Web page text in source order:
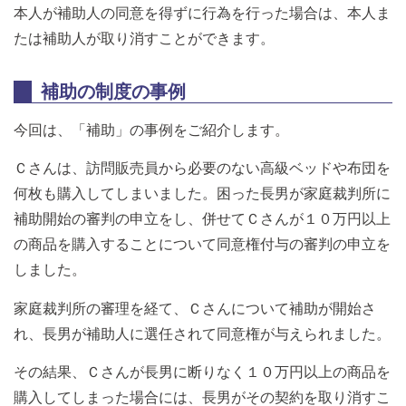
本人が補助人の同意を得ずに行為を行った場合は、本人ま
たは補助人が取り消すことができます。
補助の制度の事例
今回は、「補助」の事例をご紹介します。
Ｃさんは、訪問販売員から必要のない高級ベッドや布団を
何枚も購入してしまいました。困った長男が家庭裁判所に
補助開始の審判の申立をし、併せてＣさんが１０万円以上
の商品を購入することについて同意権付与の審判の申立を
しました。
家庭裁判所の審理を経て、Ｃさんについて補助が開始さ
れ、長男が補助人に選任されて同意権が与えられました。
その結果、Ｃさんが長男に断りなく１０万円以上の商品を
購入してしまった場合には、長男がその契約を取り消すこ